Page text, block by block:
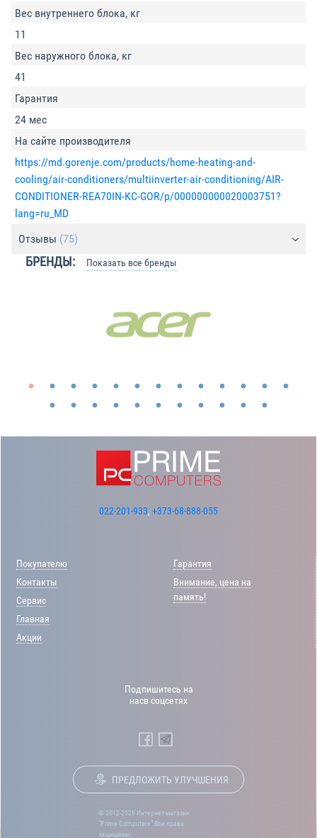
Вес внутреннего блока, кг
11
Вес наружного блока, кг
41
Гарантия
24 мес
На сайте производителя
https://md.gorenje.com/products/home-heating-and-
cooling/air-conditioners/multiinverter-air-conditioning/AIR-
CONDITIONER-REA70IN-KC-GOR/p/000000000020003751?
lang=ru_MD
Отзывы (75)
БРЕНДЫ: Показать все бренды
022-201-933, +373-68-888-055
Покупателю
Контакты
Сервис
Главная
Акции
Гарантия
Внимание, цена на
память!
Подпишитесь на
насв соцсетях
ПРЕДЛОЖИТЬ УЛУЧШЕНИЯ
© 2012-2026 Интернет-магазин
“Prime-Computers” Все права
защищены.